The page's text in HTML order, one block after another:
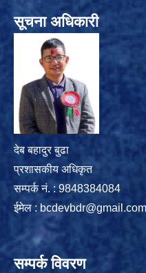
सूचना अधिकारी
देब बहादुर बुढा
प्रशासकीय अधिकृत
सम्पर्क नं. : 9848384084
ईमेल : bcdevbdr@gmail.com
सम्पर्क विवरण